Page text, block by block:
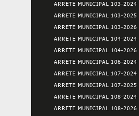
ARRETE MUNICIPAL 103-2024
ARRETE MUNICIPAL 103-2025
ARRETE MUNICIPAL 103-2026
ARRETE MUNICIPAL 104-2024
ARRETE MUNICIPAL 104-2026
ARRETE MUNICIPAL 106-2024
ARRETE MUNICIPAL 107-2024
ARRETE MUNICIPAL 107-2025
ARRETE MUNICIPAL 108-2024
ARRETE MUNICIPAL 108-2026